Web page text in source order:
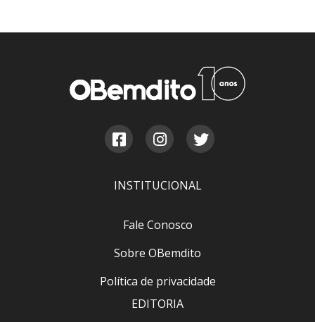
INSTITUCIONAL
Fale Conosco
Sobre OBemdito
Política de privacidade
EDITORIA